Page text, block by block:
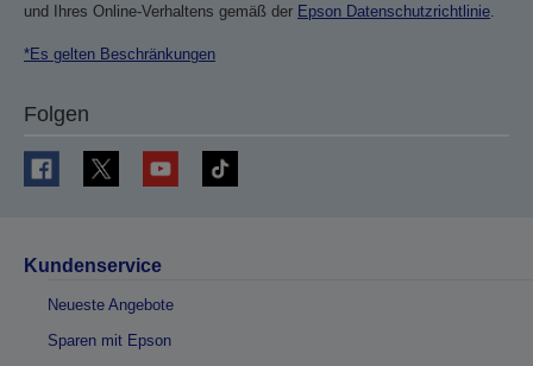
und Ihres Online-Verhaltens gemäß der Epson Datenschutzrichtlinie.
*Es gelten Beschränkungen
Folgen
Kundenservice
Neueste Angebote
Sparen mit Epson